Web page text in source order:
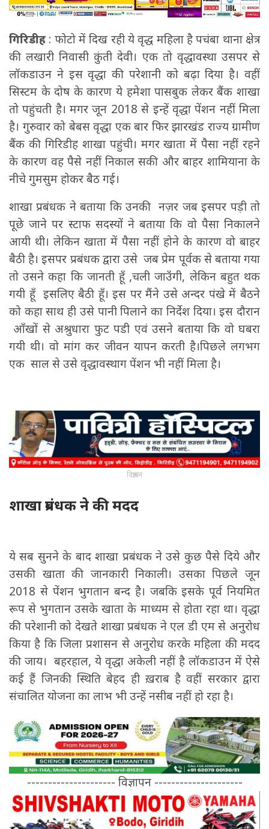
गिरिडीह : फोटो में दिख रही ये वृद्ध महिला है पचंबा थाना क्षेत्र
की लखारी निवासी कुंती देवी। एक तो वृद्धावस्था उसपर से
लॉकडाउन ने इस वृद्धा की परेशानी को बढ़ा दिया है। वहीं
सिस्टम के दोष के कारण ये हमेशा पासबुक लेकर बैंक शाखा
तो पहुंचती है। मगर जून 2018 से इन्हें वृद्धा पेंशन नहीं मिला
है। गुरुवार को बेबस वृद्धा एक बार फिर झारखंड राज्य ग्रामीण
बैंक की गिरिडीह शाखा पहुंची। मगर खाता में पैसा नहीं रहने
के कारण वह पैसे नहीं निकाल सकी और बाहर शामियाना के
नीचे गुमसुम होकर बैठ गई।
शाखा प्रबंधक ने बताया कि उनकी नज़र जब इसपर पड़ी तो
पूछे जाने पर स्टाफ सदस्यों ने बताया कि वो पैसा निकालने
आयी थी। लेकिन खाता में पैसा नहीं होने के कारण वो बाहर
बैठी है। इसपर प्रबंधक द्वारा उसे जब प्रेम पूर्वक से बताया गया
तो उसने कहा कि जानती हूँ ,चली जाउँगी, लेकिन बहुत थक
गयी हूँ इसलिए बैठी हूँ। इस पर मैंने उसे अन्दर पंखे में बैठने
को कहा साथ ही उसे पानी पिलाने का निर्देश दिया। इस दौरान
आँखों से अश्रुधारा फुट पडी एवं उसने बताया कि वो घबरा
गयी थी। वो मांग कर जीवन यापन करती है।पिछले लगभग
एक साल से उसे वृद्धावस्थाग पेंशन भी नहीं मिला है।
विज्ञापन
शाखा प्रबंधक ने की मदद
ये सब सुनने के बाद शाखा प्रबंधक ने उसे कुछ पैसे दिये और
उसकी खाता की जानकारी निकाली। उसका पिछले जून
2018 से पेंशन भुगतान बन्द है। जबकि इसके पूर्व नियमित
रूप से भुगतान उसके खाता के माध्यम से होता रहा था। वृद्धा
की परेशानी को देखते शाखा प्रबंधक ने एल डी एम से अनुरोध
किया है कि जिला प्रशासन से अनुरोध करके महिला की मदद
की जाय। बहरहाल, ये वृद्धा अकेली नहीं है लॉकडाउन में ऐसे
कई हैं जिनकी स्थिति बेहद ही ख़राब है वहीं सरकार द्वारा
संचालित योजना का लाभ भी उन्हें नसीब नहीं हो रहा है।
--------------------- विज्ञापन ---------------------